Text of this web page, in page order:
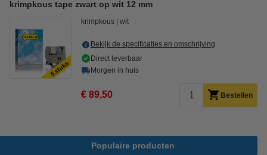
krimpkous tape zwart op wit 12 mm
krimpkous wit
Bekijk de specificaties en omschrijving
Direct leverbaar
Morgen in huis
€ 89,50 Bestellen
Populaire producten